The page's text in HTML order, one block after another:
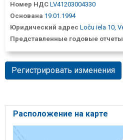
Номер НДС LV41203004330
Основана 19.01.1994
Юридический адрес Loču iela 10,
Представленные годовые отчеты
Регистрировать изменения
Расположение на карте